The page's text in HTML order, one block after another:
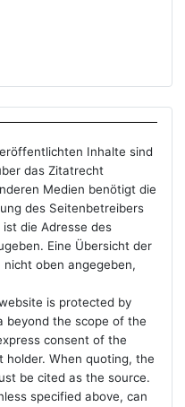
Inhalte sind
das Zitatrecht
Medien benötigt die
des Seitenbetreibers
die Adresse des
Eine Übersicht der
oben angegeben,
is protected by
beyond the scope of the
consent of the
When quoting, the
be cited as the source.
specified above, can